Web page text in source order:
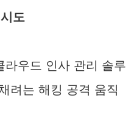
도
라우드 인사 관리 솔루
려는 해킹 공격 움직